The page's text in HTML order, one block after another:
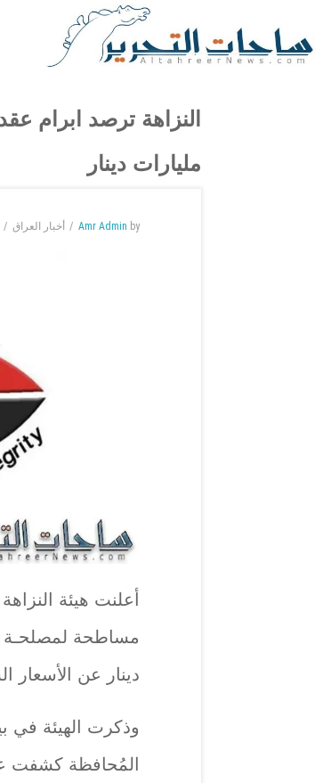
مليارات دينار
by
Amr Admin أخبار العراق
أعلنت هيئة
دينار عن الأسعار
وذكرت الهيئة في
المُحافظة كشفت